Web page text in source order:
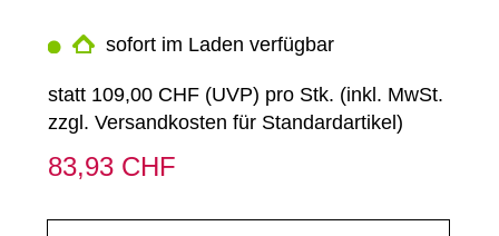
sofort im Laden verfügbar
statt 109,00 CHF (UVP) pro Stk. (inkl. MwSt.
zzgl. Versandkosten für Standardartikel)
83,93 CHF